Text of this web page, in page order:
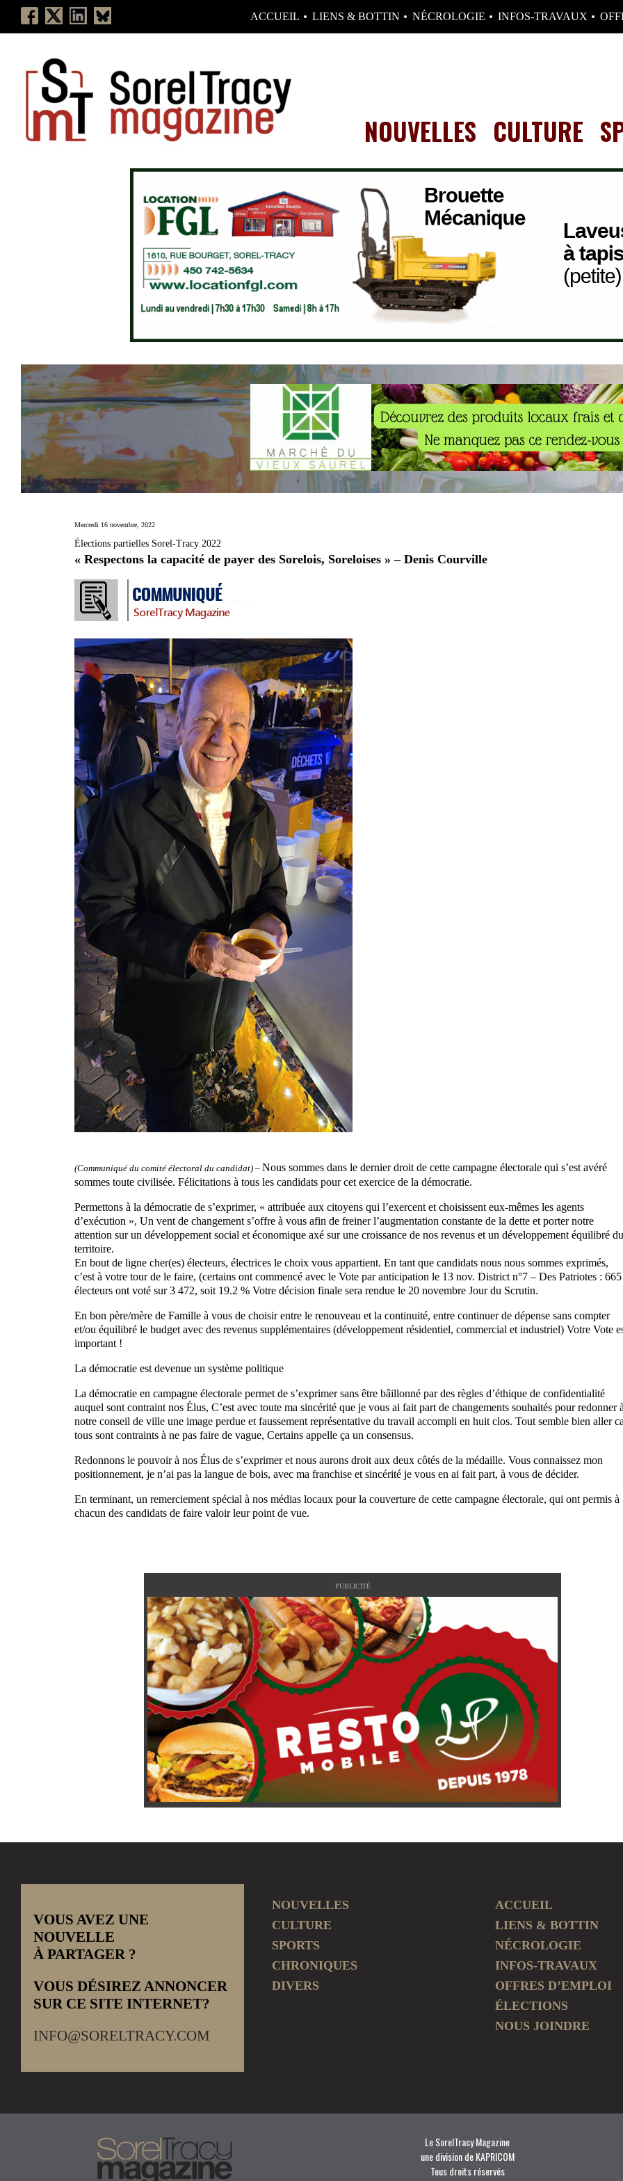
ACCUEIL LIENS & BOTTIN NÉCROLOGIE INFOS-TRAVAUX
NOUVELLES CULTURE
Mercredi 16 novembre, 2022
Élections partielles Sorel-Tracy 2022
« Respectons la capacité de payer des Sorelois, Soreloises » – Denis Courville
(Communiqué du comité électoral du candidat) – Nous sommes dans le dernier droit de cette campagne électorale qui s’est avéré
sommes toute civilisée. Félicitations à tous les candidats pour cet exercice de la démocratie.
Permettons à la démocratie de s’exprimer, « attribuée aux citoyens qui l’exercent et choisissent eux-mêmes les agents
d’exécution », Un vent de changement s’offre à vous afin de freiner l’augmentation constante de la dette et porter notre
attention sur un développement social et économique axé sur une croissance de nos revenus et un développement équilibré du
territoire.
En bout de ligne cher(es) électeurs, électrices le choix vous appartient. En tant que candidats nous nous sommes exprimés,
c’est à votre tour de le faire, (certains ont commencé avec le Vote par anticipation le 13 nov. District n°7 – Des Patriotes : 665
électeurs ont voté sur 3 472, soit 19.2 % Votre décision finale sera rendue le 20 novembre Jour du Scrutin.
En bon père/mère de Famille à vous de choisir entre le renouveau et la continuité, entre continuer de dépense sans compter
et/ou équilibré le budget avec des revenus supplémentaires (développement résidentiel, commercial et industriel) Votre Vote
important !
La démocratie est devenue un système politique
La démocratie en campagne électorale permet de s’exprimer sans être bâillonné par des règles d’éthique de confidentialité
auquel sont contraint nos Élus, C’est avec toute ma sincérité que je vous ai fait part de changements souhaités pour redonner à
notre conseil de ville une image perdue et faussement représentative du travail accompli en huit clos. Tout semble bien aller
tous sont contraints à ne pas faire de vague, Certains appelle ça un consensus.
Redonnons le pouvoir à nos Élus de s’exprimer et nous aurons droit aux deux côtés de la médaille. Vous connaissez mon
positionnement, je n’ai pas la langue de bois, avec ma franchise et sincérité je vous en ai fait part, à vous de décider.
En terminant, un remerciement spécial à nos médias locaux pour la couverture de cette campagne électorale, qui ont permis à
chacun des candidats de faire valoir leur point de vue.
PUBLICITÉ
VOUS AVEZ UNE
NOUVELLE
À PARTAGER ?
VOUS DÉSIREZ ANNONCER
SUR CE SITE INTERNET?
INFO@SORELTRACY.COM
NOUVELLES
CULTURE
SPORTS
CHRONIQUES
DIVERS
ACCUEIL
LIENS & BOTTIN
NÉCROLOGIE
INFOS-TRAVAUX
OFFRES D’EMPLOI
ÉLECTIONS
NOUS JOINDRE
Le SorelTracy Magazine
une division de KAPRICOM
Tous droits réservés